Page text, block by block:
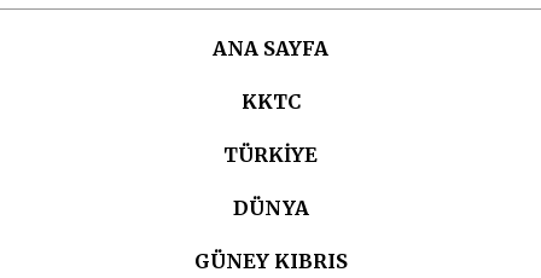
ANA SAYFA
KKTC
TÜRKIYE
DÜNYA
GÜNEY KIBRIS